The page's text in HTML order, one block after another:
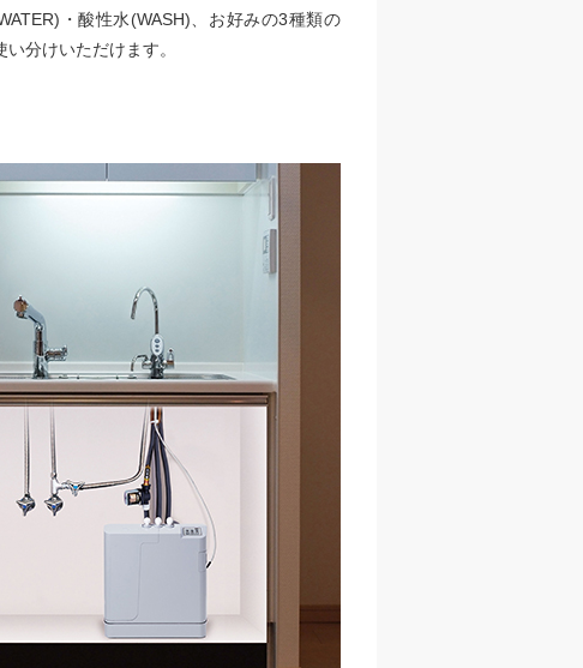
・酸性水(WASH)、お好みの3種類の
分けいただけます。